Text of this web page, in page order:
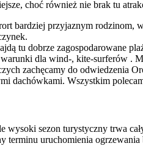
choć również nie brak tu
bardziej przyjaznym
tu dobrze zagospodarowane
dla wind-, kite-surferów .
zachęcamy do odwiedzenia
dachówkami. Wszystkim
wysoki sezon turystyczny trwa
terminu uruchomienia